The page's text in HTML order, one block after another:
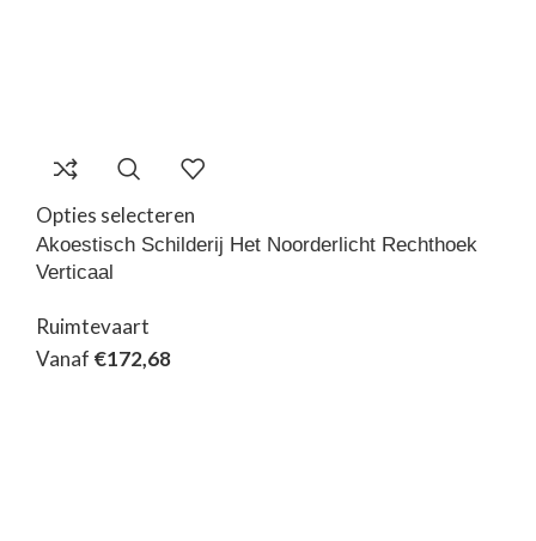
Opties selecteren
Akoestisch Schilderij Het Noorderlicht Rechthoek
Verticaal
Ruimtevaart
Vanaf €172,68